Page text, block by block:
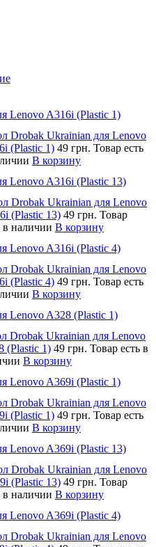
Lenovo A316i (Plastic 1)
Drobak Ukrainian для Lenovo
(Plastic 1) 49 грн. Товар есть
В корзину
Lenovo A316i (Plastic 13)
Drobak Ukrainian для Lenovo
(Plastic 13) 49 грн. Товар
в наличии В корзину
Lenovo A316i (Plastic 4)
Drobak Ukrainian для Lenovo
(Plastic 4) 49 грн. Товар есть
В корзину
Lenovo A328 (Plastic 1)
Drobak Ukrainian для Lenovo
(Plastic 1) 49 грн. Товар есть в
В корзину
Lenovo A369i (Plastic 1)
Drobak Ukrainian для Lenovo
(Plastic 1) 49 грн. Товар есть
В корзину
Lenovo A369i (Plastic 13)
Drobak Ukrainian для Lenovo
(Plastic 13) 49 грн. Товар
в наличии В корзину
Lenovo A369i (Plastic 4)
Drobak Ukrainian для Lenovo